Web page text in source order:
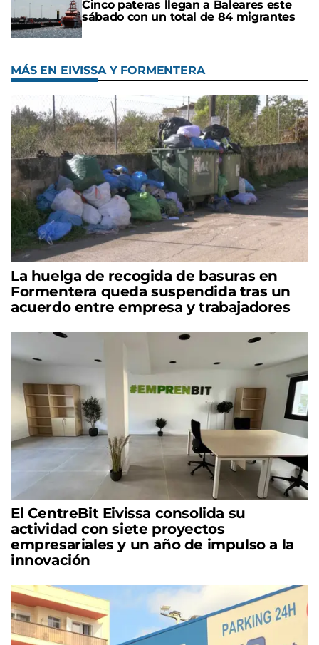
Cinco pateras llegan a Baleares este
sábado con un total de 84 migrantes
MÁS EN EIVISSA Y FORMENTERA
La huelga de recogida de basuras en
Formentera queda suspendida tras un
acuerdo entre empresa y trabajadores
El CentreBit Eivissa consolida su
actividad con siete proyectos
empresariales y un año de impulso a la
innovación